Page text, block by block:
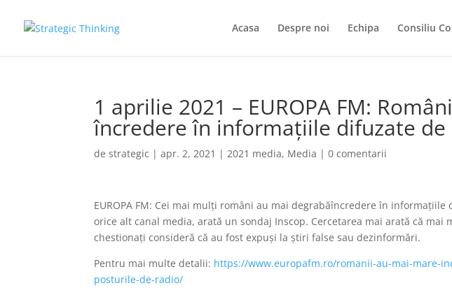
Acasa Despre noi Echipa Consiliu
1 aprilie 2021 – EUROPA FM:
încredere în informațiile difuzate
destrategic |apr. 2, 2021 |2021 media, Media |0 comentarii
EUROPA FM: Cei mai mulți români au mai degrabăîncredere în
orice alt canal media, arată un sondaj Inscop. Cercetarea mai arată că mai
chestionați consideră că au fost expuși la știri false sau dezinformări.
Pentru mai multe detalii: https://www.europafm.ro/romanii-au-mai-mare-
posturile-de-radio/